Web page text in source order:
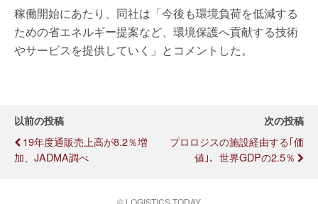
稼働開始にあたり、同社は「今後も環境負荷を低減する
ための省エネルギー提案など、環境保護へ貢献する技術
やサービスを提供していく」とコメントした。
以前の投稿
19年度通販売上高が8.2％増
加、JADMA調べ
次の投稿
プロロジスの施設経由する｢価
値｣、世界GDPの2.5％
© LOGISTICS TODAY